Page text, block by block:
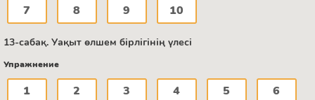
7 8 9 10
13-сабақ. Уақыт өлшем бірлігінің үлесі
Упражнение
1 2 3 4 5 6